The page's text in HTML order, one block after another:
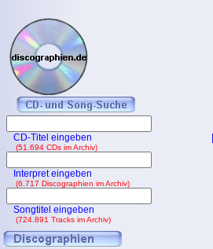
CD-Titel eingeben
(51.694 CDs im Archiv)
Interpret eingeben
(6.717 Discographien im Archiv)
Songtitel eingeben
(724.891 Tracks im Archiv)